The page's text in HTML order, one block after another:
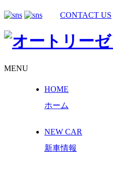
CONTACT US
MENU
HOME
ホーム
NEW CAR
新車情報